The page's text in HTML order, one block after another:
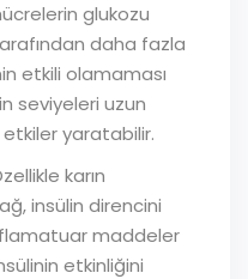
glukozu
daha fazla
etkili olamaması
seviyeleri uzun
yaratabilir.
karın
insülin direncini
maddeler
etkinliğini